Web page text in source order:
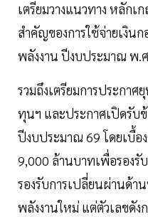
เตรียมวางแนวทาง หลักเ
สำคัญของการใช้จ่ายเงิน
พลังงาน ปีงบประมาณ พ.
รวมถึงเตรียมการประกาศ
ทุนฯ และประกาศเปิดรับข้
ปีงบประมาณ 69 โดยเบื้อ
9,000 ล้านบาทเพื่อรองรั
รองรับการเปลี่ยนผ่านด้า
พลังงานใหม่ แต่ตัวเลขดั